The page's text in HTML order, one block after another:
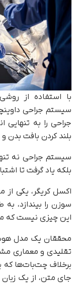
با استفاده از
سیستم جراحی
جراحی را به
بلند کردن بافت بدن
سیستم جراحی نه
بلکه یاد گرفت تا
اکسل کریگر، یکی
سوزن را بیندازد،
این چیزی نیست که
محققان یک مدل
برخلاف چت‌بات‌ها که
جای متن، از یک